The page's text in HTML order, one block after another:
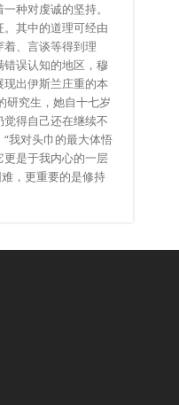
种对虔诚的坚持。
其中的道理可经由
、言谈等得到理
误认知的地区，穆
出伊斯兰庄重的本
研究生，她自十七岁
得自己还在继续不
我对头巾的最大体悟
是于我内心的一层
，更重要的是修持